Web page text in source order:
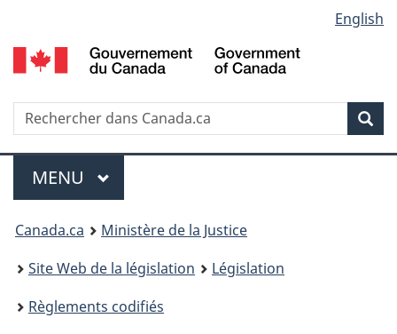
au
contenu
propos
de
la
HTML
simplifiée
selection
English
Recherche
Menu
MENU PRINCIPAL
You
are
here:
Canada.ca
Ministère de la Justice
Site Web de la législation
Législation
Règlements codifiés